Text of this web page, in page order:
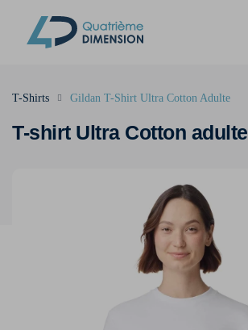
T-shirt Ultra Cotton adulte
T-Shirts Gildan T-Shirt Ultra Cotton Adulte